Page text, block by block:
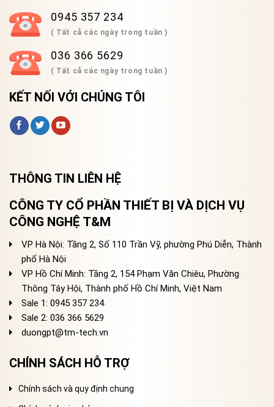
0945 357 234
( Tất cả các ngày trong tuần )
036 366 5629
( Tất cả các ngày trong tuần )
KẾT NỐI VỚI CHÚNG TÔI
THÔNG TIN LIÊN HỆ
CÔNG TY CỔ PHẦN THIẾT BỊ VÀ DỊCH VỤ
CÔNG NGHỆ T&M
VP Hà Nội: Tầng 2, Số 110 Trần Vỹ, phường Phú Diễn, Thành
phố Hà Nội
VP Hồ Chí Minh: Tầng 2, 154 Phạm Văn Chiêu, Phường
Thông Tây Hội, Thành phố Hồ Chí Minh, Việt Nam
Sale 1: 0945 357 234
Sale 2: 036 366 5629
duongpt@tm-tech.vn
CHÍNH SÁCH HỖ TRỢ
Chính sách và quy định chung